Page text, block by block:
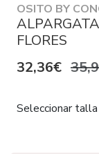
OSITO BY
FLORES
32,36€
Seleccionar talla